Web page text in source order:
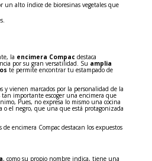
un alto índice de bioresinas vegetales que
la encimera Compac destaca
por su gran versatilidad. Su amplia
te permite encontrar tu estampado de
y vienen marcados por la personalidad de la
tan importante escoger una encimera que
Pues, no expresa lo mismo una cocina
o el negro, que una que está protagonizada
de encimera Compac destacan los expuestos
, como su propio nombre indica, tiene una